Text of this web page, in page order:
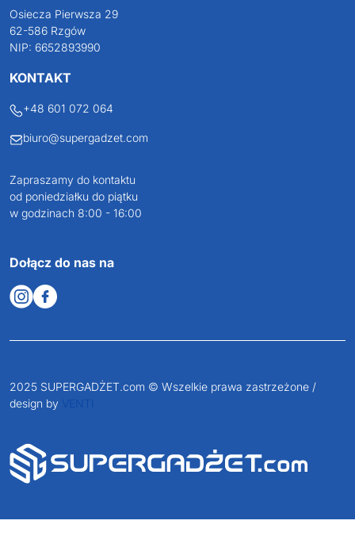
Osiecza Pierwsza 29
62-586 Rzgów
NIP: 6652893990
KONTAKT
+48 601 072 064
biuro@supergadzet.com
Zapraszamy do kontaktu
od poniedziałku do piątku
w godzinach 8:00 - 16:00
Dołącz do nas na
2025 SUPERGADŻET.com © Wszelkie prawa zastrzeżone /
design by VENTI